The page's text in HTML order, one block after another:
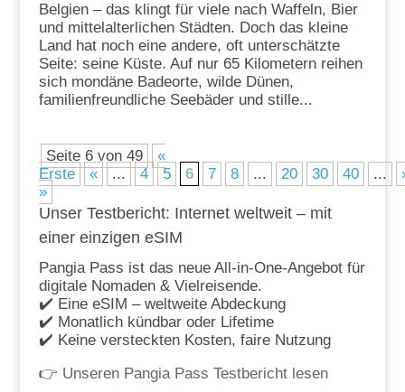
Belgien – das klingt für viele nach Waffeln, Bier
und mittelalterlichen Städten. Doch das kleine
Land hat noch eine andere, oft unterschätzte
Seite: seine Küste. Auf nur 65 Kilometern reihen
sich mondäne Badeorte, wilde Dünen,
familienfreundliche Seebäder und stille...
Seite 6 von 49
«
Erste
« ... 4 5 6 7 8 ... 20 30 40 ...
»
Unser Testbericht: Internet weltweit – mit
einer einzigen eSIM
Pangia Pass ist das neue All-in-One-Angebot für
digitale Nomaden & Vielreisende.
✔️ Eine eSIM – weltweite Abdeckung
✔️ Monatlich kündbar oder Lifetime
✔️ Keine versteckten Kosten, faire Nutzung
👉 Unseren Pangia Pass Testbericht lesen